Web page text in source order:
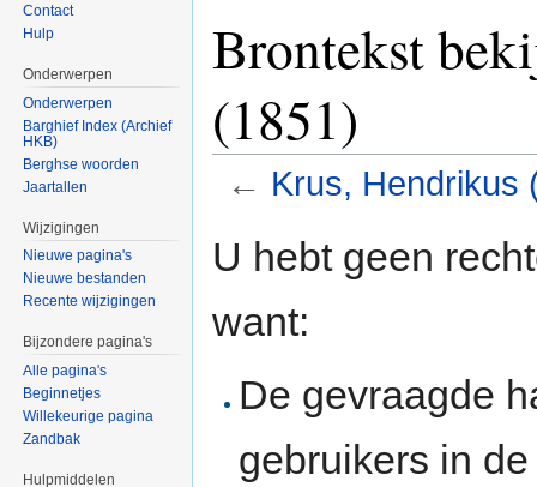
Brontekst
(1851)
← Krus, Hendrikus
U hebt geen
want:
De gevraagde
gebruikers in
Contact
Hulp
Onderwerpen
Onderwerpen
Barghief Index (Archief
HKB)
Berghse woorden
Jaartallen
Wijzigingen
Nieuwe pagina's
Nieuwe bestanden
Recente wijzigingen
Bijzondere pagina's
Alle pagina's
Beginnetjes
Willekeurige pagina
Zandbak
Hulpmiddelen